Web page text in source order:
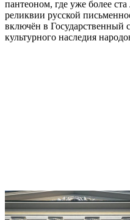
пантеоном, где уже более
реликвии русской
включён в Государственный
культурного наследия